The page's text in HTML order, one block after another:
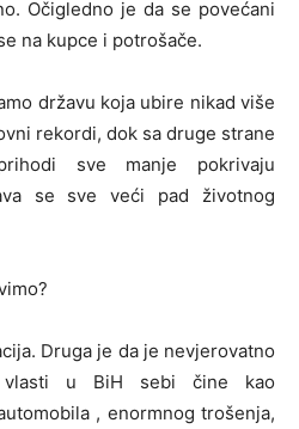
Očigledno je da se povećani
na kupce i potrošače.
državu koja ubire nikad više
rekordi, dok sa druge strane
sve manje pokrivaju
se sve veći pad životnog
Druga je da je nevjerovatno
vlasti u BiH sebi čine kao
, enormnog trošenja,